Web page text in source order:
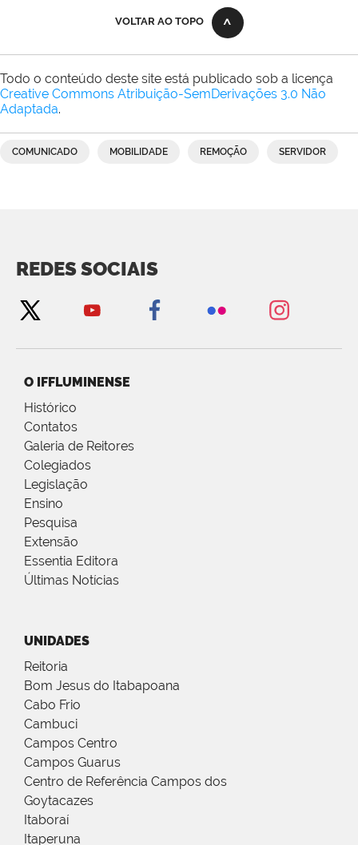
VOLTAR AO TOPO
Todo o conteúdo deste site está publicado sob a licença
Creative Commons Atribuição-SemDerivações 3.0 Não
Adaptada.
COMUNICADO MOBILIDADE REMOÇÃO SERVIDOR
REDES SOCIAIS
O IFFLUMINENSE
Histórico
Contatos
Galeria de Reitores
Colegiados
Legislação
Ensino
Pesquisa
Extensão
Essentia Editora
Últimas Notícias
UNIDADES
Reitoria
Bom Jesus do Itabapoana
Cabo Frio
Cambuci
Campos Centro
Campos Guarus
Centro de Referência Campos dos
Goytacazes
Itaboraí
Itaperuna